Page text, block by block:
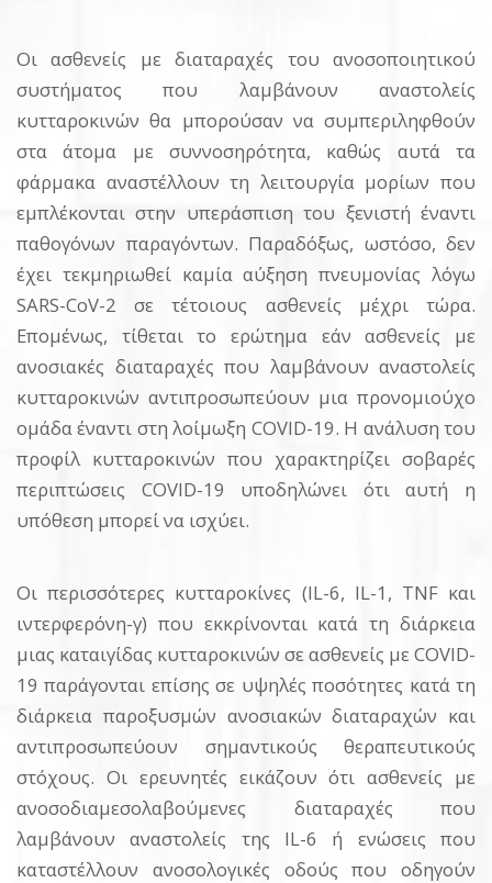
Οι ασθενείς με διαταραχές του ανοσοποιητικού
συστήματος που λαμβάνουν αναστολείς
κυτταροκινών θα μπορούσαν να συμπεριληφθούν
στα άτομα με συννοσηρότητα, καθώς αυτά τα
φάρμακα αναστέλλουν τη λειτουργία μορίων που
εμπλέκονται στην υπεράσπιση του ξενιστή έναντι
παθογόνων παραγόντων. Παραδόξως, ωστόσο, δεν
έχει τεκμηριωθεί καμία αύξηση πνευμονίας λόγω
SARS-CoV-2 σε τέτοιους ασθενείς μέχρι τώρα.
Επομένως, τίθεται το ερώτημα εάν ασθενείς με
ανοσιακές διαταραχές που λαμβάνουν αναστολείς
κυτταροκινών αντιπροσωπεύουν μια προνομιούχο
ομάδα έναντι στη λοίμωξη COVID-19. Η ανάλυση του
προφίλ κυτταροκινών που χαρακτηρίζει σοβαρές
περιπτώσεις COVID-19 υποδηλώνει ότι αυτή η
υπόθεση μπορεί να ισχύει.
Οι περισσότερες κυτταροκίνες (IL-6, IL-1, TNF και
ιντερφερόνη-γ) που εκκρίνονται κατά τη διάρκεια
μιας καταιγίδας κυτταροκινών σε ασθενείς με COVID-
19 παράγονται επίσης σε υψηλές ποσότητες κατά τη
διάρκεια παροξυσμών ανοσιακών διαταραχών και
αντιπροσωπεύουν σημαντικούς θεραπευτικούς
στόχους. Οι ερευνητές εικάζουν ότι ασθενείς με
ανοσοδιαμεσολαβούμενες διαταραχές που
λαμβάνουν αναστολείς της IL-6 ή ενώσεις που
καταστέλλουν ανοσολογικές οδούς που οδηγούν